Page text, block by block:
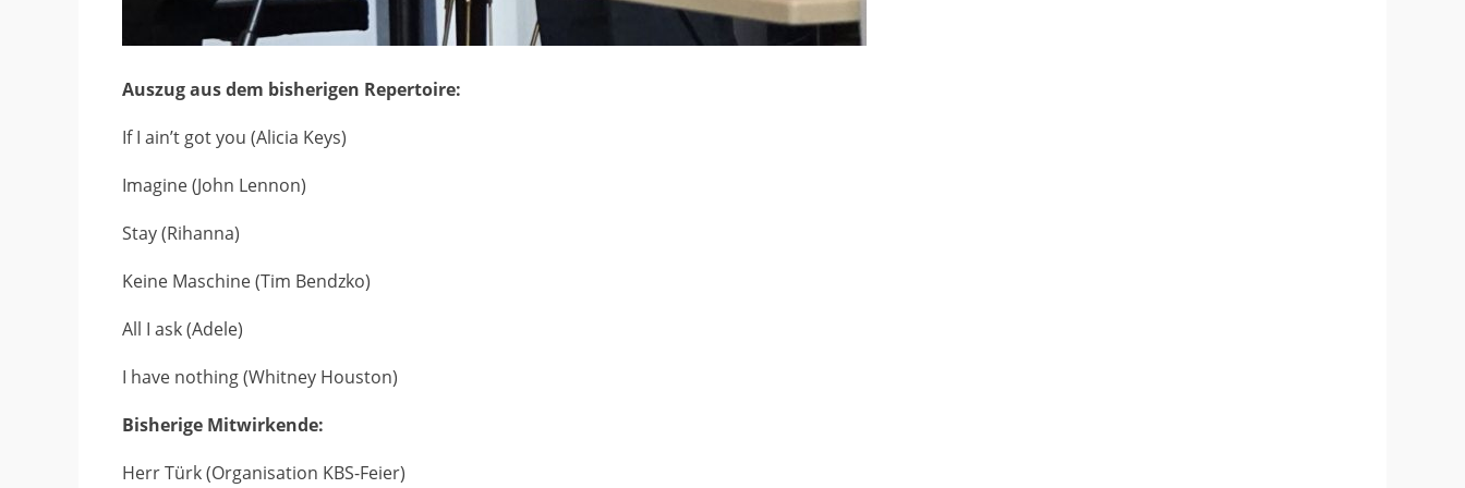
Auszug aus dem bisherigen Repertoire:
If I ain’t got you (Alicia Keys)
Imagine (John Lennon)
Stay (Rihanna)
Keine Maschine (Tim Bendzko)
All I ask (Adele)
I have nothing (Whitney Houston)
Bisherige Mitwirkende:
Herr Türk (Organisation KBS-Feier)